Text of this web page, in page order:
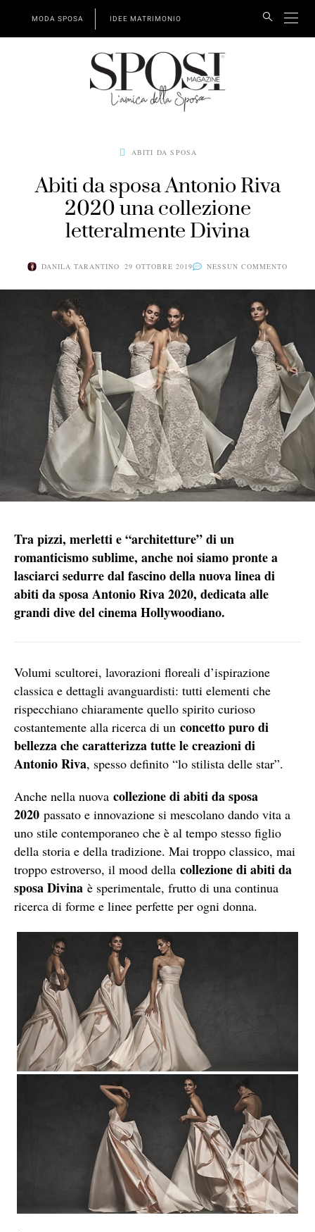
MODA SPOSA IDEE MATRIMONIO
ABITI DA SPOSA
Abiti da sposa Antonio Riva
2020 una collezione
letteralmente Divina
DANILA TARANTINO 29 OTTOBRE 2019 NESSUN COMMENTO
Tra pizzi, merletti e “architetture” di un
romanticismo sublime, anche noi siamo pronte a
lasciarci sedurre dal fascino della nuova linea di
abiti da sposa Antonio Riva 2020, dedicata alle
grandi dive del cinema Hollywoodiano.
Volumi scultorei, lavorazioni floreali d’ispirazione
classica e dettagli avanguardisti: tutti elementi che
rispecchiano chiaramente quello spirito curioso
costantemente alla ricerca di un concetto puro di
bellezza che caratterizza tutte le creazioni di
Antonio Riva, spesso definito “lo stilista delle star”.
Anche nella nuova collezione di abiti da sposa
2020 passato e innovazione si mescolano dando vita a
uno stile contemporaneo che è al tempo stesso figlio
della storia e della tradizione. Mai troppo classico, mai
troppo estroverso, il mood della collezione di abiti da
sposa Divina è sperimentale, frutto di una continua
ricerca di forme e linee perfette per ogni donna.